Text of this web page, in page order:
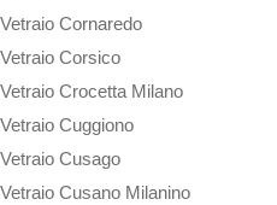
Vetraio Cornaredo
Vetraio Corsico
Vetraio Crocetta Milano
Vetraio Cuggiono
Vetraio Cusago
Vetraio Cusano Milanino